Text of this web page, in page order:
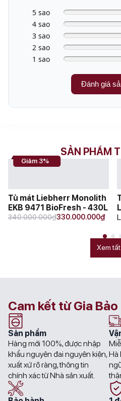
5 sao
4 sao
3 sao
2 sao
1 sao
Đánh giá
SẢN PHẨM
Xem
Giảm 3%
Tủ mát Liebherr Monolith
EKB 9471 BioFresh - 430L
340.000.000₫
Original
330.000.000₫
Current
Cam kết từ Gia
Sản phẩm
Hàng mới 100%, được nhập
khẩu nguyên đai nguyên kiện,
xuất xứ rõ ràng, thông tin
chính xác từ Nhà sản xuất.
Hà